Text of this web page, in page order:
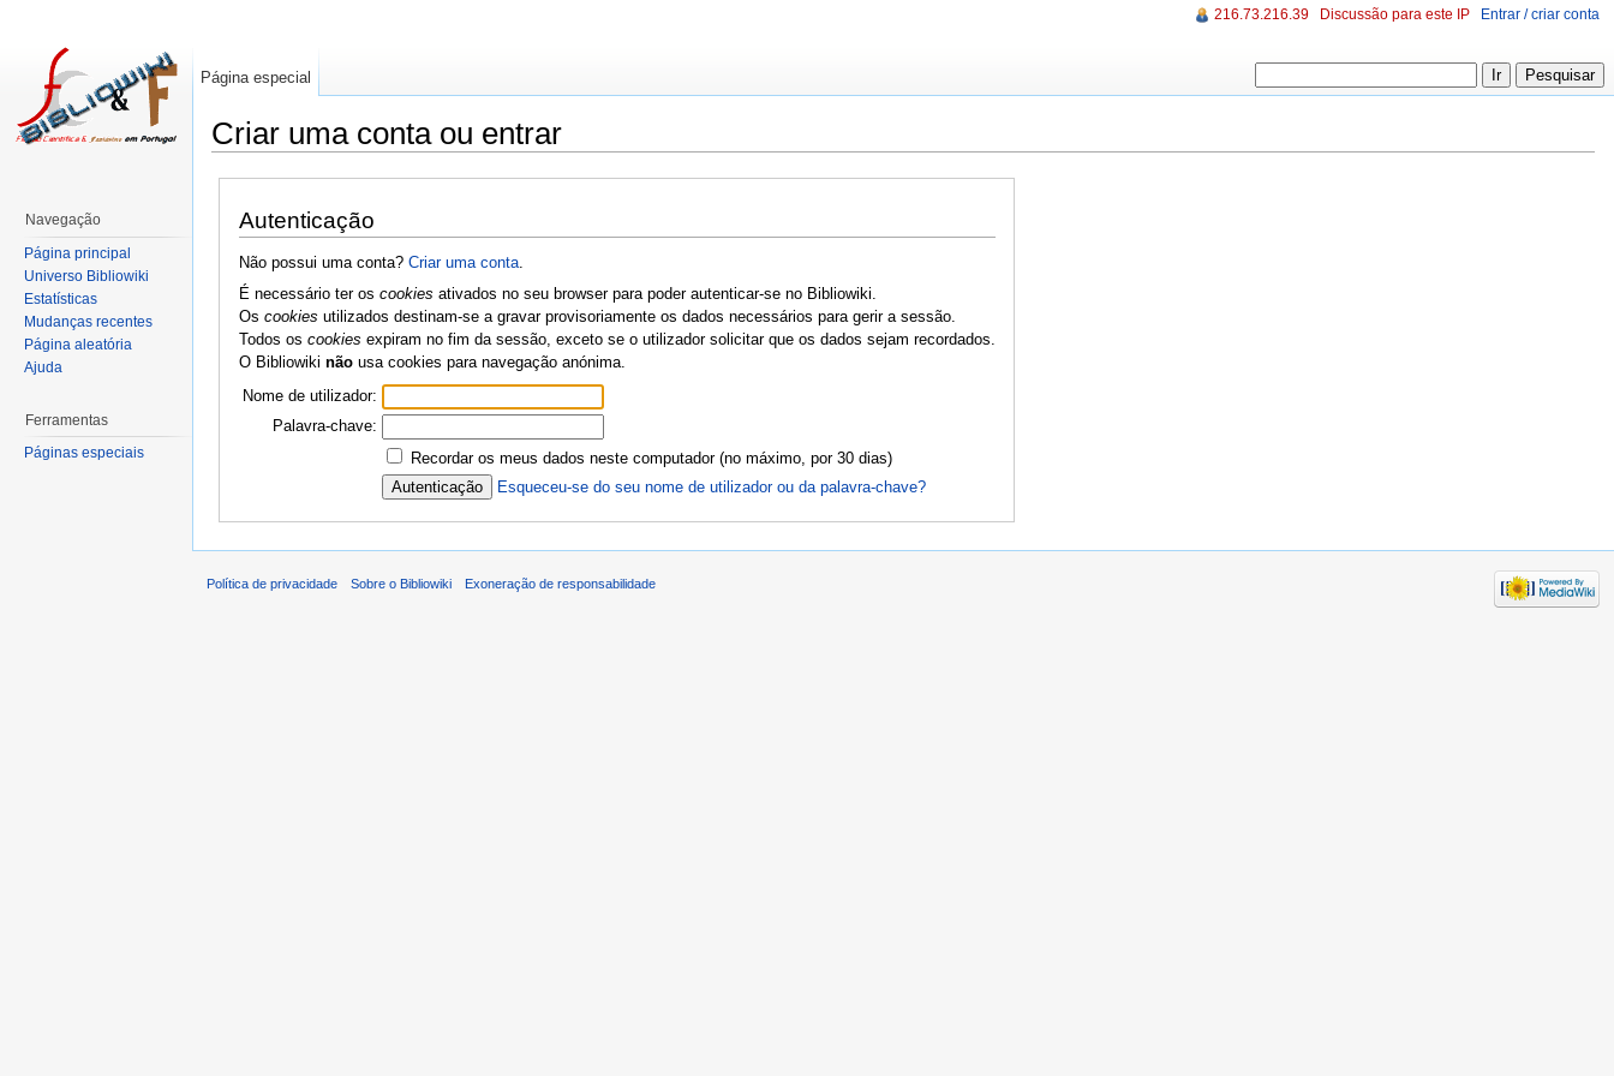
Criar uma conta ou entrar
Autenticação
Não possui uma conta? Criar uma conta.
É necessário ter os cookies ativados no seu browser para poder autenticar-se no Bibliowiki.
Os cookies utilizados destinam-se a gravar provisoriamente os dados necessários para gerir a sessão.
Todos os cookies expiram no fim da sessão, exceto se o utilizador solicitar que os dados sejam recordados.
O Bibliowiki nãousa cookies para navegação anónima.
Nome de utilizador:
Palavra-chave:
Recordar os meus dados neste computador (no máximo, por 30 dias)
Esqueceu-se do seu nome de utilizador ou da palavra-chave?
216.73.216.39 Discussão para este IP Entrar / criar conta
Página especial
Navegação
Página principal
Universo Bibliowiki
Estatísticas
Mudanças recentes
Página aleatória
Ajuda
Ferramentas
Páginas especiais
Política de privacidade Sobre o Bibliowiki Exoneração de responsabilidade